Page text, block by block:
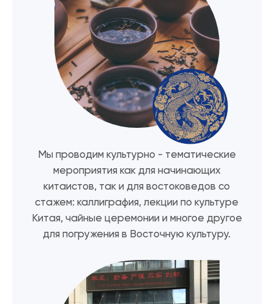
Мы проводим культурно - тематические
мероприятия как для начинающих
китаистов, так и для востоковедов со
стажем: каллиграфия, лекции по культуре
Китая, чайные церемонии и многое другое
для погружения в Восточную культуру.